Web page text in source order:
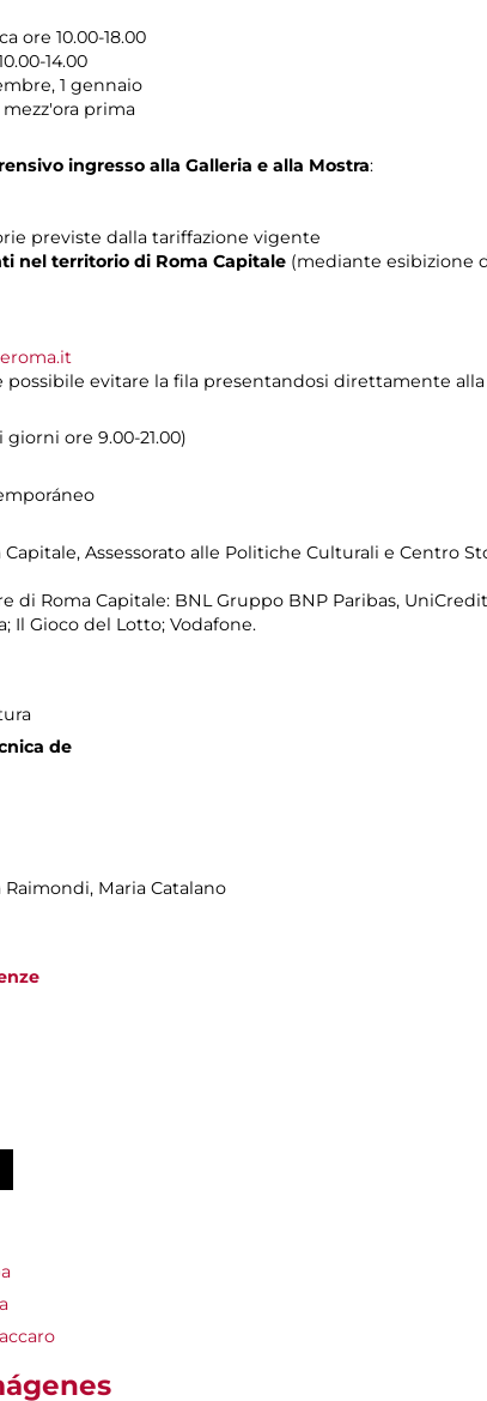
ore 10.00-18.00
14.00
1 gennaio
prima
ingresso alla Galleria e alla Mostra:
previste dalla tariffazione vigente
nel territorio di Roma Capitale (mediante esibizione
possibile evitare la fila presentandosi direttamente alla
ore 9.00-21.00)
Assessorato alle Politiche Culturali e Centro
di Roma Capitale: BNL Gruppo BNP Paribas,
Il Gioco del Lotto; Vodafone.
de
Maria Catalano